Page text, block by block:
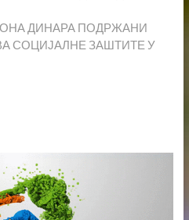
ДИНАРА ПОДРЖАНИ
СОЦИЈАЛНЕ ЗАШТИТЕ У